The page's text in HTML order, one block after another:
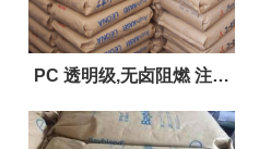
PC 透明级,无卤阻燃 注塑
945A-116 阻燃级 填充物:透